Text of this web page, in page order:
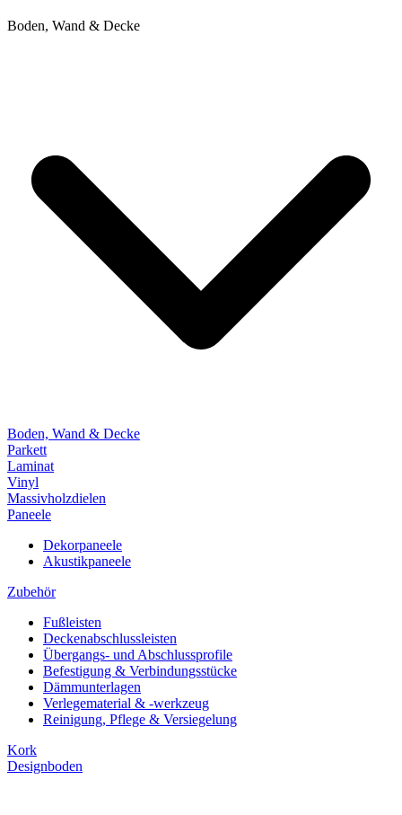
Boden, Wand & Decke
Boden, Wand & Decke
Parkett
Laminat
Vinyl
Massivholzdielen
Paneele
Dekorpaneele
Akustikpaneele
Zubehör
Fußleisten
Deckenabschlussleisten
Übergangs- und Abschlussprofile
Befestigung & Verbindungsstücke
Dämmunterlagen
Verlegematerial & -werkzeug
Reinigung, Pflege & Versiegelung
Kork
Designboden